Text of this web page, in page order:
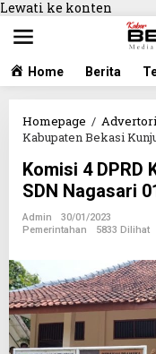
Lewati ke konten
Home Berita
Homepage /
Kabupaten Bekasi
Komisi 4 DPRD
SDN Nagasari
Admin
30/01/2023
Pemerintahan
5833 Dilihat